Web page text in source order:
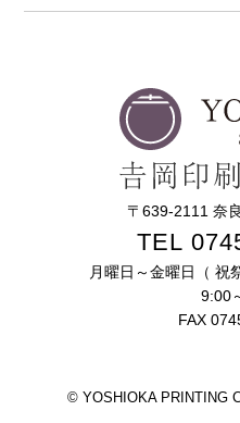
〒639-2111 奈
TEL
月曜日～金曜日（ 祝
9:00
FAX
© YOSHIOKA PRINTING